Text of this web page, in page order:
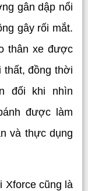
gân dập nổi
gây rối mắt.
thân xe được
thất, đồng thời
đối khi nhìn
được làm
và thực dụng
Xforce cũng là